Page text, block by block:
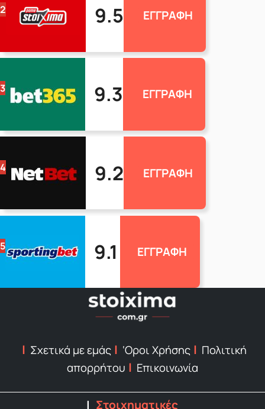
2 9.5 ΕΓΓΡΑΦΗ
3 9.3 ΕΓΓΡΑΦΗ
4 9.2 ΕΓΓΡΑΦΗ
5 9.1 ΕΓΓΡΑΦΗ
Σχετικά με εμάς ‘Οροι Χρήσης
Πολιτική
απορρήτου
Επικοινωνία
Στοιχηματικές